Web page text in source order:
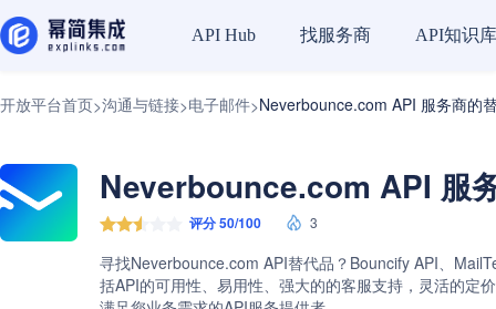
API Hub 找服务商 API知识库
开放平台首页>沟通与链接>电子邮件>Neverbounce.com API 服务商的
Neverbounce.com API 服
评分 50/100 3
寻找Neverbounce.com API替代品？Bouncify API、
括API的可用性、易用性、强大的的客服支持，灵活的定